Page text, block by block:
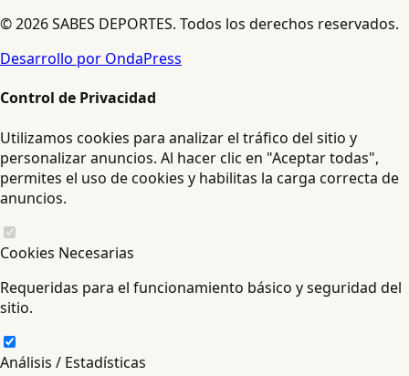
© 2026 SABES DEPORTES. Todos los derechos reservados.
Desarrollo por OndaPress
Control de Privacidad
Utilizamos cookies para analizar el tráfico del sitio y
personalizar anuncios. Al hacer clic en "Aceptar todas",
permites el uso de cookies y habilitas la carga correcta de
anuncios.
Cookies Necesarias
Requeridas para el funcionamiento básico y seguridad del
sitio.
Análisis / Estadísticas